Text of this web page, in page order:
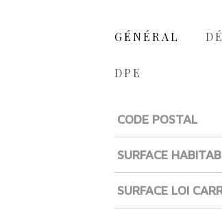
GÉNÉRAL
DPE
Caractérisque Valeurs
CODE POSTAL
SURFACE
SURFACE LOI